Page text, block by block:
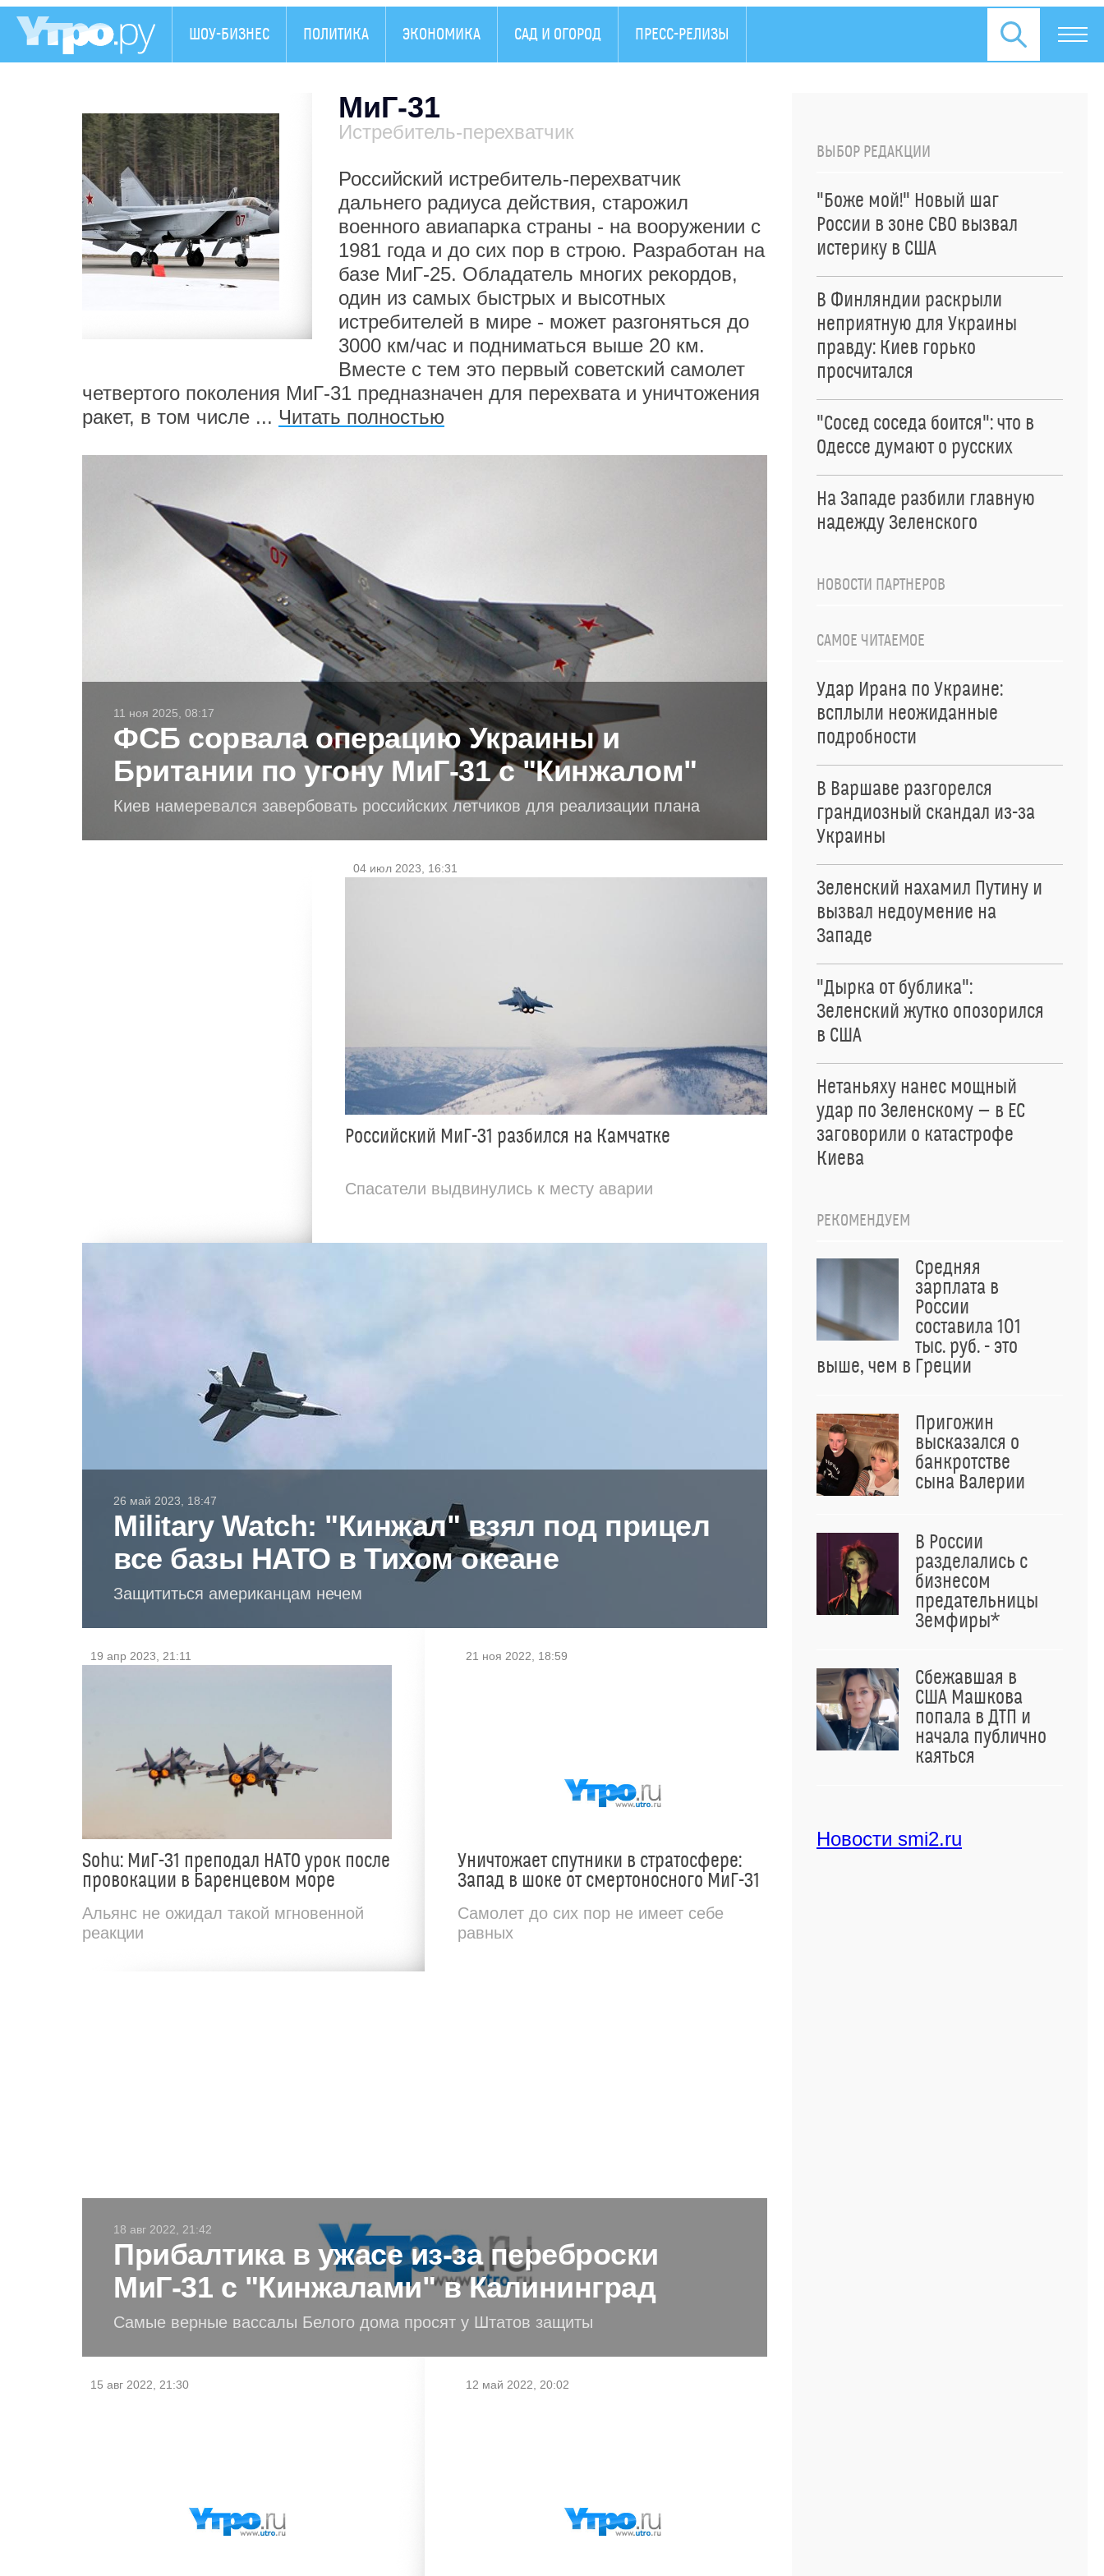
ШОУ-БИЗНЕС ПОЛИТИКА ЭКОНОМИКА САД И ОГОРОД ПРЕСС-РЕЛИЗЫ
МиГ-31
Истребитель-перехватчик
Российский истребитель-перехватчик
дальнего радиуса действия, старожил
военного авиапарка страны - на вооружении с
1981 года и до сих пор в строю. Разработан на
базе МиГ-25. Обладатель многих рекордов,
один из самых быстрых и высотных
истребителей в мире - может разгоняться до
3000 км/час и подниматься выше 20 км.
Вместе с тем это первый советский самолет
четвертого поколения МиГ-31 предназначен для перехвата и уничтожения
ракет, в том числе ... Читать полностью
11 ноя 2025, 08:17
ФСБ сорвала операцию Украины и
Британии по угону МиГ-31 с "Кинжалом"
Киев намеревался завербовать российских летчиков для реализации плана
04 июл 2023, 16:31
Российский МиГ-31 разбился на Камчатке
Спасатели выдвинулись к месту аварии
26 май 2023, 18:47
Military Watch: "Кинжал" взял под прицел
все базы НАТО в Тихом океане
Защититься американцам нечем
19 апр 2023, 21:11
Sohu: МиГ-31 преподал НАТО урок после
провокации в Баренцевом море
Альянс не ожидал такой мгновенной
реакции
21 ноя 2022, 18:59
Уничтожает спутники в стратосфере:
Запад в шоке от смертоносного МиГ-31
Самолет до сих пор не имеет себе
равных
18 авг 2022, 21:42
Прибалтика в ужасе из-за переброски
МиГ-31 с "Кинжалами" в Калининград
Самые верные вассалы Белого дома просят у Штатов защиты
15 авг 2022, 21:30 12 май 2022, 20:02
ВЫБОР РЕДАКЦИИ
"Боже мой!" Новый шаг
России в зоне СВО вызвал
истерику в США
В Финляндии раскрыли
неприятную для Украины
правду: Киев горько
просчитался
"Сосед соседа боится": что в
Одессе думают о русских
На Западе разбили главную
надежду Зеленского
НОВОСТИ ПАРТНЕРОВ
САМОЕ ЧИТАЕМОЕ
Удар Ирана по Украине:
всплыли неожиданные
подробности
В Варшаве разгорелся
грандиозный скандал из-за
Украины
Зеленский нахамил Путину и
вызвал недоумение на
Западе
"Дырка от бублика":
Зеленский жутко опозорился
в США
Нетаньяху нанес мощный
удар по Зеленскому — в ЕС
заговорили о катастрофе
Киева
РЕКОМЕНДУЕМ
Средняя
зарплата в
России
составила 101
тыс. руб. - это
выше, чем в Греции
Пригожин
высказался о
банкротстве
сына Валерии
В России
разделались с
бизнесом
предательницы
Земфиры*
Сбежавшая в
США Машкова
попала в ДТП и
начала публично
каяться
Новости smi2.ru